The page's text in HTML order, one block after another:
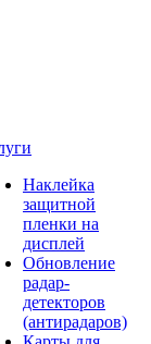
Наклейка
защитной
пленки на
дисплей
Обновление
радар-
детекторов
(антирадаров)